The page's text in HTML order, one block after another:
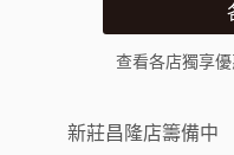
查看各店獨享
新莊昌隆店籌備中